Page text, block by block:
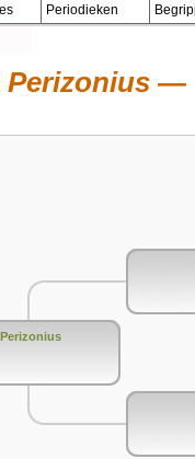
Periodieken